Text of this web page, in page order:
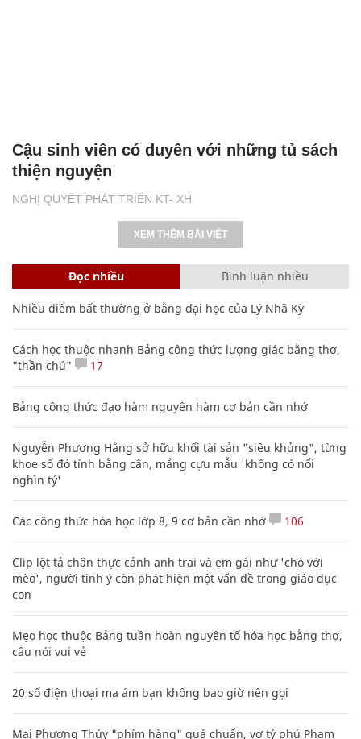
NGHỊ QUYẾT PHÁT TRIỂN KT- XH
Cậu sinh viên có duyên với những tủ sách
thiện nguyện
XEM THÊM BÀI VIẾT
Đọc nhiều Bình luận nhiều
Nhiều điểm bất thường ở bằng đại học của Lý Nhã Kỳ
Cách học thuộc nhanh Bảng công thức lượng giác bằng thơ,
"thần chú"
17
Bảng công thức đạo hàm nguyên hàm cơ bản cần nhớ
Nguyễn Phương Hằng sở hữu khối tài sản "siêu khủng", từng
khoe sổ đỏ tính bằng cân, mắng cựu mẫu 'không có nổi
nghìn tỷ'
Các công thức hóa học lớp 8, 9 cơ bản cần nhớ 106
Clip lột tả chân thực cảnh anh trai và em gái như 'chó với
mèo', người tinh ý còn phát hiện một vấn đề trong giáo dục
con
Mẹo học thuộc Bảng tuần hoàn nguyên tố hóa học bằng thơ,
câu nói vui vẻ
20 số điện thoại ma ám bạn không bao giờ nên gọi
Mai Phương Thúy "phím hàng" quá chuẩn, vợ tỷ phú Phạm